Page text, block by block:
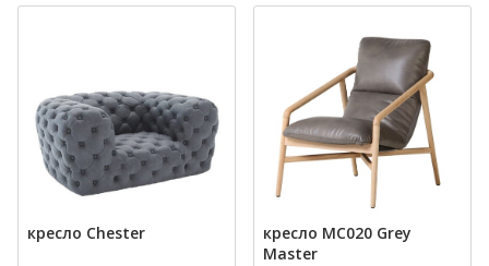
кресло Chester
кресло MC020 Grey
Master